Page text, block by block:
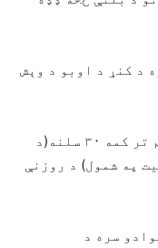
د کنړ د اوبو د وېش
۴- افغانستان دې د خپلو قوتونو کم تر کمه ۳۰ سلنه(د
په شمول) د روزنې
سره د